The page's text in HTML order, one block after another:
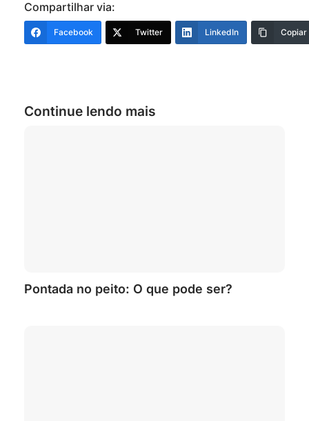
Compartilhar via:
Facebook Twitter LinkedIn Copiar
Continue lendo mais
Pontada no peito: O que pode ser?